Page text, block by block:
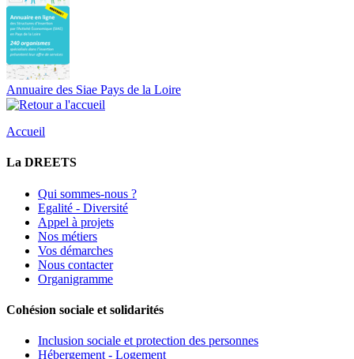
Annuaire des Siae Pays de la Loire
Accueil
La DREETS
Qui sommes-nous ?
Egalité - Diversité
Appel à projets
Nos métiers
Vos démarches
Nous contacter
Organigramme
Cohésion sociale et solidarités
Inclusion sociale et protection des personnes
Hébergement - Logement